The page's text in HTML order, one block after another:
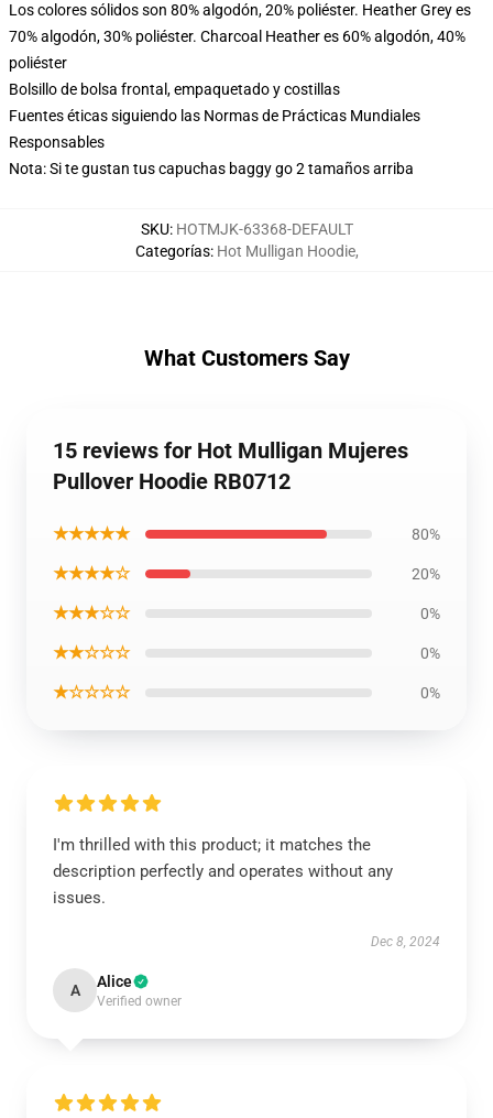
Los colores sólidos son 80% algodón, 20% poliéster. Heather Grey es
70% algodón, 30% poliéster. Charcoal Heather es 60% algodón, 40%
poliéster
Bolsillo de bolsa frontal, empaquetado y costillas
Fuentes éticas siguiendo las Normas de Prácticas Mundiales
Responsables
Nota: Si te gustan tus capuchas baggy go 2 tamaños arriba
SKU: HOTMJK-63368-DEFAULT
Categorías: Hot Mulligan Hoodie,
What Customers Say
15 reviews for Hot Mulligan Mujeres
Pullover Hoodie RB0712
★★★★★ 80%
★★★★☆ 20%
★★★☆☆ 0%
★★☆☆☆ 0%
★☆☆☆☆ 0%
I'm thrilled with this product; it matches the
description perfectly and operates without any
issues.
Dec 8, 2024
A Alice
Verified owner